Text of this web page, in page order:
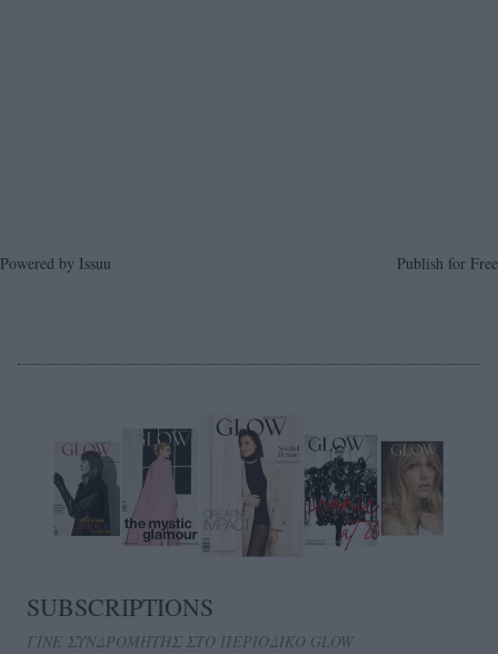
Powered by Issuu Publish for Free
SUBSCRIPTIONS
ΓΙΝΕ ΣΥΝΔΡΟΜΗΤΗΣ ΣΤΟ ΠΕΡΙΟΔΙΚΟ GLOW